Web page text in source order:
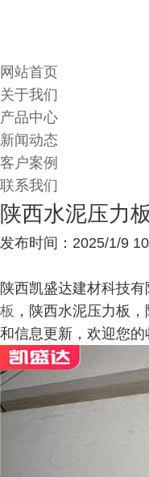
网站首页
关于我们
产品中心
新闻动态
客户案例
联系我们
陕西水泥压力
发布时间：2025/1/9
陕西凯盛达建材科技
板 ，陕西水泥压力板
和信息更新，欢迎您的